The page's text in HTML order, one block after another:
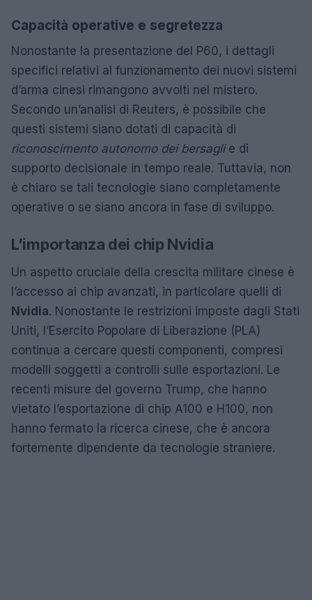
Capacità operative e segretezza
Nonostante la presentazione del P60, i dettagli
specifici relativi al funzionamento dei nuovi sistemi
d’arma cinesi rimangono avvolti nel mistero.
Secondo un’analisi di Reuters, è possibile che
questi sistemi siano dotati di capacità di
riconoscimento autonomo dei bersaglie di
supporto decisionale in tempo reale. Tuttavia, non
è chiaro se tali tecnologie siano completamente
operative o se siano ancora in fase di sviluppo.
L’importanza dei chip Nvidia
Un aspetto cruciale della crescita militare cinese è
l’accesso ai chip avanzati, in particolare quelli di
Nvidia. Nonostante le restrizioni imposte dagli Stati
Uniti, l’Esercito Popolare di Liberazione (PLA)
continua a cercare questi componenti, compresi
modelli soggetti a controlli sulle esportazioni. Le
recenti misure del governo Trump, che hanno
vietato l’esportazione di chip A100 e H100, non
hanno fermato la ricerca cinese, che è ancora
fortemente dipendente da tecnologie straniere.